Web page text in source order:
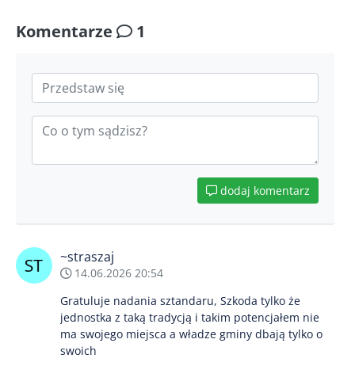
Komentarze 1
dodaj komentarz
~straszaj
14.06.2026 20:54
Gratuluje nadania sztandaru, Szkoda tylko że
jednostka z taką tradycją i takim potencjałem nie
ma swojego miejsca a władze gminy dbają tylko o
swoich